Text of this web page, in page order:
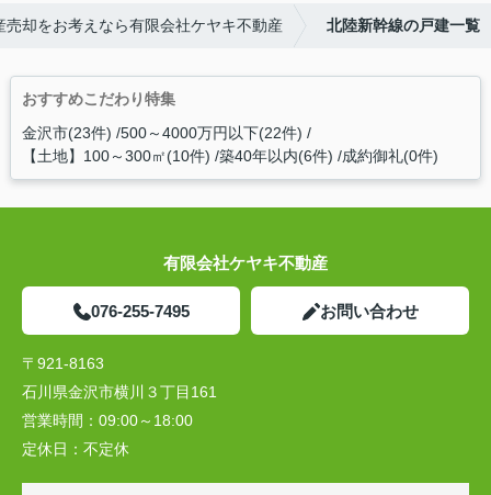
売却をお考えなら有限会社ケヤキ不動産 北陸新幹線の戸建一覧
おすすめこだわり特集
金沢市(23件) 500～4000万円以下(22件)
【土地】100～300㎡(10件) 築40年以内(6件) 成約御礼(0件)
有限会社ケヤキ不動産
076-255-7495 お問い合わせ
〒921-8163
石川県金沢市横川３丁目161
営業時間： 09:00～18:00
定休日： 不定休